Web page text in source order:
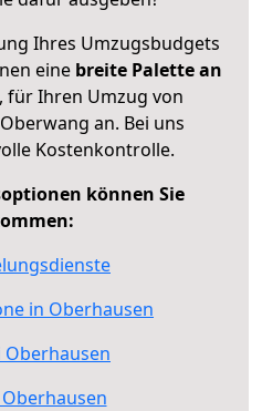
Ihres Umzugsbudgets
eine breite Palette an
, für Ihren Umzug von
an. Bei uns
Kostenkontrolle.
können Sie
in Oberhausen